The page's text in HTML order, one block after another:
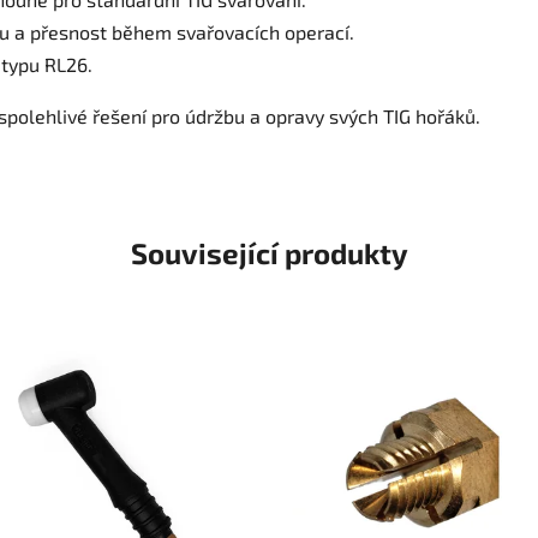
přesnost během svařovacích operací.
RL26.
řešení pro údržbu a opravy svých TIG hořáků.
Související produkty